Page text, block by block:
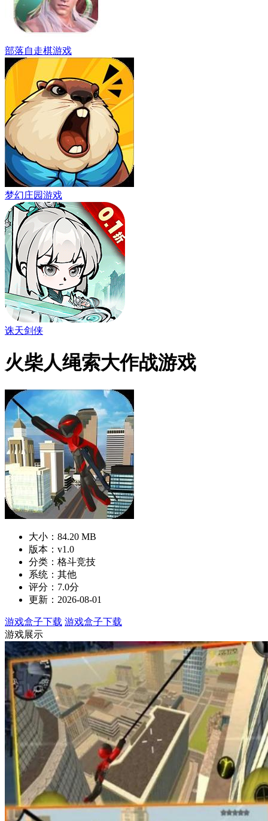
部落自走棋游戏
梦幻庄园游戏
诛天剑侠
火柴人绳索大作战游戏
大小：84.20 MB
版本：v1.0
分类：格斗竞技
系统：其他
评分：7.0分
更新：2026-08-01
游戏盒子下载 游戏盒子下载
游戏展示